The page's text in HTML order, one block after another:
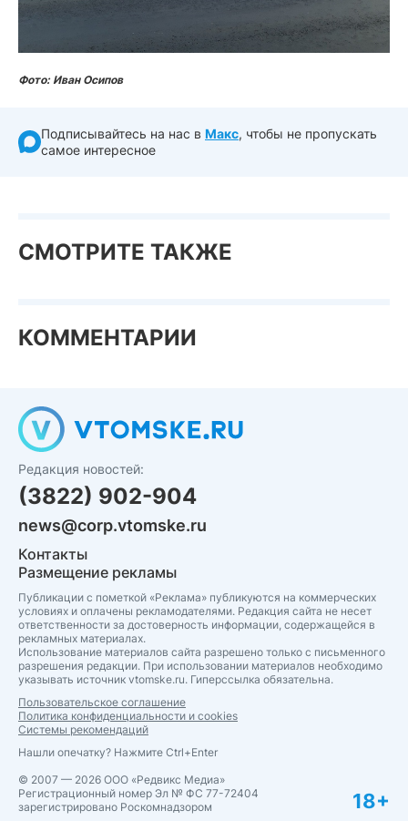
Фото: Иван Осипов
Подписывайтесь на нас в Макс, чтобы не пропускать
самое интересное
СМОТРИТЕ ТАКЖЕ
КОММЕНТАРИИ
Редакция новостей:
(3822) 902-904
news@corp.vtomske.ru
Контакты
Размещение рекламы
Публикации с пометкой «Реклама» публикуются на коммерческих
условиях и оплачены рекламодателями. Редакция сайта не несет
ответственности за достоверность информации, содержащейся в
рекламных материалах.
Использование материалов сайта разрешено только с письменного
разрешения редакции. При использовании материалов необходимо
указывать источник vtomske.ru. Гиперссылка обязательна.
Пользовательское соглашение
Политика конфиденциальности и cookies
Системы рекомендаций
Нашли опечатку? Нажмите Ctrl+Enter
© 2007 — 2026 ООО «Редвикс Медиа»
Регистрационный номер Эл № ФС 77-72404
зарегистрировано Роскомнадзором
18+